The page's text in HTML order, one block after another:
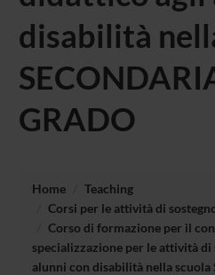
disabilità
GRADO
Home
Teaching
Corsi per le attività di
Corso di formazione per il
specializzazione per le attività
alunni con disabilità nella scuola